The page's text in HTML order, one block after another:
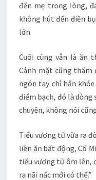
đến mẹ trong lòng,
không hút đến điền
lớn.
Cuối cùng vẫn là ăn
Cảnh mặt cũng thấm
ngón tay chỉ hắn
điểm bạch, đó là dòng
chuyện, không nói
Tiểu vương tử vừa ra
liền ăn bất động, Cố
tiểu vương tử ôm lên,
ra nãi nấc mới có thể.”